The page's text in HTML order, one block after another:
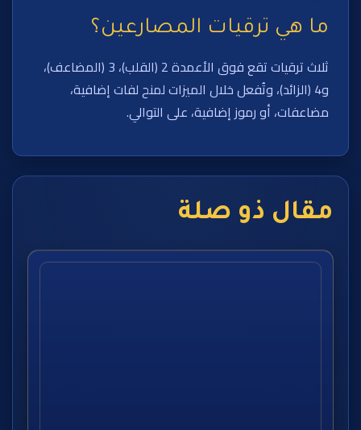
ما هي ترقيات المصارعين؟
ثلاث ترقيات تقع فوق الأعمدة 2 (القلب)، 3 (المضاعف)،
و4 (الزائد)، وتُفعل خلال الميزات لمنح لفات إضافية،
مضاعفات، أو رموز إضافية، على التوالي.
مقال ذو صلة